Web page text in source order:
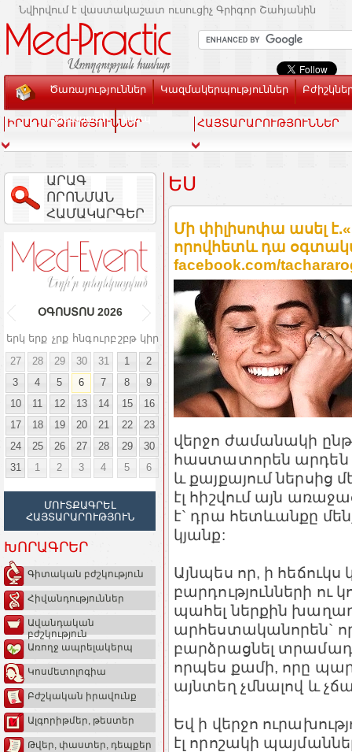
Նվիրվում է վաստակաշատ ուսուցիչ Գրիգոր Շահյանին
Ծառայություններ Կազմակերպություններ
Տեսասրահ Կապ
ԻՐԱԴԱՐՁՈՒԹՅՈՒՆՆԵՐ ՀԱՅՏԱՐԱՐՈՒԹՅՈՒՆՆԵՐ
ԱՐԱԳ
ՈՐՈՆՄԱՆ
ՀԱՄԱԿԱՐԳԵՐ
ՕԳՈՍՏՈՍ 2026
երկ երք չրք հնգուրբ շբթ կիր
27
28 29 30 31 1
2
3
4 5 6 7 8
9
10
11 12 13 14 15
16
17
18 19 20 21 22
23
24
25 26 27 28 29
30
31
1 2 3 4 5 6
ՄՈՒՏՔԱԳՐԵԼ
ՀԱՅՏԱՐԱՐՈՒԹՅՈՒՆ
ԽՈՐԱԳՐԵՐ
Գիտական բժշկություն
Հիվանդություններ
Ավանդական
բժշկություն
Առողջ ապրելակերպ
Կոսմետոլոգիա
Բժշկական իրավունք
Ալգորիթմեր, թեստեր
Թվեր, փաստեր, դեպքեր
ԵՍ
Մի փիլիսոփա ասել
որովհետև դա
facebook.com/
վերջո ժամանակի
հաստատորեն արդեն
և քայքայում ներսից
էլ հիշվում այն
է` դրա հետևանքը
կյանք:
Այնպես որ, ի
բարդությունների
պահել ներքին
արհեստականորեն`
բարձրացնել
որպես քամի, որը
այնտեղ չմնալով և
Եվ ի վերջո
էլ որոշակի